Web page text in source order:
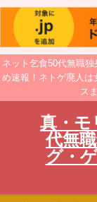
ネット乞食50代無職
め速報！ネトゲ廃人は
ス
真・モ
代無
グ・